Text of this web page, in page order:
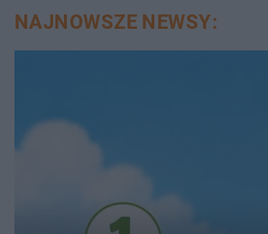
NAJNOWSZE NEWSY: